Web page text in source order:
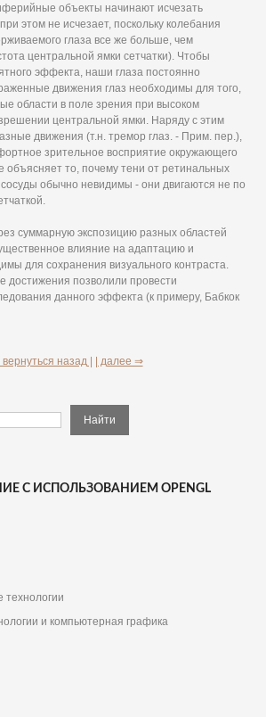
объекты начинают исчезать
этом не исчезает, поскольку колебания
глаза все же больше, чем
центральной ямки сетчатки). Чтобы
эффекта, наши глаза постоянно
движения глаз необходимы для того,
области в поле зрения при высоком
центральной ямки. Наряду с этим
движения (т.н. тремор глаз. - Прим. пер.),
зрительное восприятие окружающего
то, почему тени от ретинальных
сосуды обычно невидимы - они двигаются не по
суммарную экспозицию разных областей
влияние на адаптацию и
для сохранения визуального контраста.
достижения позволили провести
данного эффекта (к примеру, Бабкок
назад | | далее ⇒
С ИСПОЛЬЗОВАНИЕМ OPENGL
и компьютерная графика